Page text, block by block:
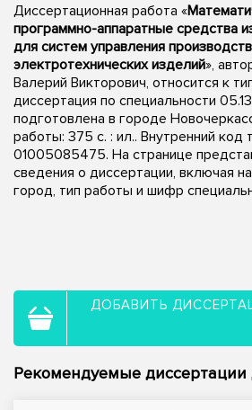
Диссертационная работа «
программно-аппаратные средства
для систем управления
электротехнических изделий»,
Валерий Викторович, относится к
диссертация по специальности
подготовлена в городе
работы: 375 с. : ил.. Внутренний код
01005085475. На странице
сведения о диссертации, включая
город, тип работы и шифр
ДОБАВИТЬ
Рекомендуемые диссертации